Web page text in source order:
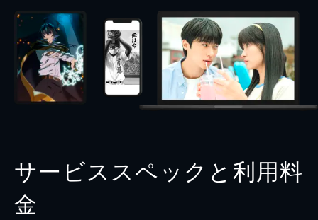
サービススペックと利用料
金